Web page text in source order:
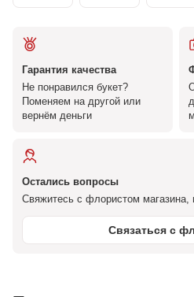
Гарантия качества
Не понравился букет?
Поменяем на другой или
вернём деньги
Остались вопросы
Свяжитесь с флористом магазина,
Связаться с